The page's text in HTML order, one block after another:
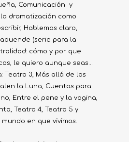
Comunicación y
dramatización como
Hablemos claro,
(serie para la
cómo y por que
le quiero aunque seas...
Teatro 3, Más allá de los
la Luna, Cuentos para
Entre el pene y la vagina,
Teatro 4, Teatro 5 y
mundo en que vivimos.